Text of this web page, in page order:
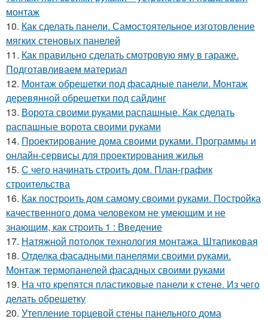
монтаж
10. Как сделать панели. Самостоятельное изготовление
мягких стеновых панелей
11. Как правильно сделать смотровую яму в гараже.
Подготавливаем материал
12. Монтаж обрешетки под фасадные панели. Монтаж
деревянной обрешетки под сайдинг
13. Ворота своими руками распашные. Как сделать
распашные ворота своими руками
14. Проектирование дома своими руками. Программы и
онлайн-сервисы для проектирования жилья
15. С чего начинать строить дом. План-график
строительства
16. Как построить дом самому своими руками. Постройка
качественного дома человеком не умеющим и не
знающим, как строить 1 : Введение
17. Натяжной потолок технология монтажа. Штапиковая
18. Отделка фасадными панелями своими руками.
Монтаж термопанелей фасадных своими руками
19. На что крепятся пластиковые панели к стене. Из чего
делать обрешетку
20. Утепление торцевой стены панельного дома